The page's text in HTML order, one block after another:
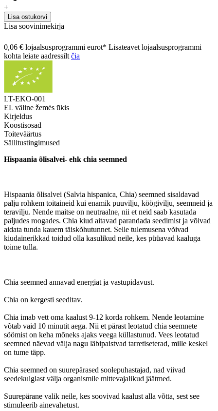
+
Lisa ostukorvi
Lisa soovinimekirja
0,06 € lojaalsusprogrammi eurot* Lisateavet lojaalsusprogrammi
kohta leiate aadressilt čia
LT-EKO-001
EL väline žemės ūkis
Kirjeldus
Koostisosad
Toiteväärtus
Säilitustingimused
Hispaania õlisalvei- ehk chia seemned
Hispaania õlisalvei (Salvia hispanica, Chia) seemned sisaldavad
palju rohkem toitaineid kui enamik puuvilju, köögivilju, seemneid ja
teravilju. Nende maitse on neutraalne, nii et neid saab kasutada
paljudes roogades. Chia kiud aitavad parandada seedimist ja võivad
aidata tunda kauem täiskõhutunnet. Selle tulemusena võivad
kiudainerikkad toidud olla kasulikud neile, kes püüavad kaaluga
toime tulla.
Chia seemned annavad energiat ja vastupidavust.
Chia on kergesti seeditav.
Chia imab vett oma kaalust 9-12 korda rohkem. Nende leotamine
võtab vaid 10 minutit aega. Nii et pärast leotatud chia seemnete
söömist on keha mõneks ajaks veega küllastunud. Vees leotatud
seemned näevad välja nagu läbipaistvad tarretiseterad, mille keskel
on tume täpp.
Chia seemned on suurepärased soolepuhastajad, nad viivad
seedekulglast välja organismile mittevajalikud jäätmed.
Suurepärane valik neile, kes soovivad kaalust alla võtta, sest see
stimuleerib ainevahetust.